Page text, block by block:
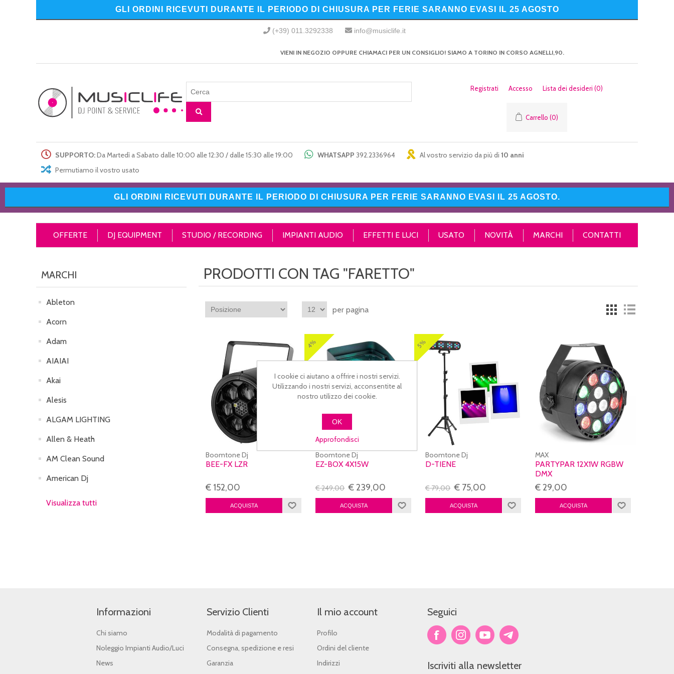
GLI ORDINI RICEVUTI DURANTE IL PERIODO DI CHIUSURA PER FERIE SARANNO EVASI IL 25 AGOSTO
(+39) 011.3292338 info@musiclife.it
VIENI IN NEGOZIO OPPURE CHIAMACI PER UN CONSIGLIO! SIAMO A TORINO IN CORSO AGNELLI,90.
Registrati Accesso Lista dei desideri (0)
Carrello (0)
SUPPORTO:Da Martedì a Sabato dalle 10:00 alle 12:30 / dalle 15:30 alle 19:00 WHATSAPP 392.2336964 Al vostro servizio da più di 10 anni
Permutiamo il vostro usato
GLI ORDINI RICEVUTI DURANTE IL PERIODO DI CHIUSURA PER FERIE SARANNO EVASI IL 25 AGOSTO.
OFFERTE DJ EQUIPMENT STUDIO / RECORDING IMPIANTI AUDIO EFFETTI E LUCI USATO NOVITÀ MARCHI CONTATTI
PRODOTTI CON TAG "FARETTO"
per pagina
Boomtone Dj
BEE-FX LZR
€ 152,00
4%
Boomtone Dj
EZ-BOX 4X15W
€ 249,00 € 239,00
5%
Boomtone Dj
D-TIENE
€ 79,00 € 75,00
MAX
PARTYPAR 12X1W RGBW
DMX
€ 29,00
MARCHI
Ableton
Acorn
Adam
AIAIAI
Akai
Alesis
ALGAM LIGHTING
Allen & Heath
AM Clean Sound
American Dj
Visualizza tutti
Informazioni
Chi siamo
Noleggio Impianti Audio/Luci
News
Servizio Clienti
Modalità di pagamento
Consegna, spedizione e resi
Garanzia
Il mio account
Profilo
Ordini del cliente
Indirizzi
Seguici
Iscriviti alla newsletter
I cookie ci aiutano a offrire i nostri servizi.
Utilizzando i nostri servizi, acconsentite al
nostro utilizzo dei cookie.
OK
Approfondisci